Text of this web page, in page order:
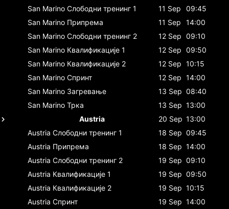
San Marino Слободни тренинг 1 11 Sep
09:45
San Marino Припрема 11 Sep
14:00
San Marino Слободни тренинг 2 12 Sep 09:10
San Marino Квалификације 1 12 Sep 09:50
San Marino Квалификације 2 12 Sep 10:15
San Marino Спринт 12 Sep 14:00
San Marino Загревање 13 Sep 08:40
San Marino Трка 13 Sep 13:00
Austria
20 Sep 13:00
Austria Слободни тренинг 1 18 Sep 09:45
Austria Припрема 18 Sep 14:00
Austria Слободни тренинг 2 19 Sep 09:10
Austria Квалификације 1 19 Sep 09:50
Austria Квалификације 2 19 Sep 10:15
Austria Спринт 19 Sep 14:00